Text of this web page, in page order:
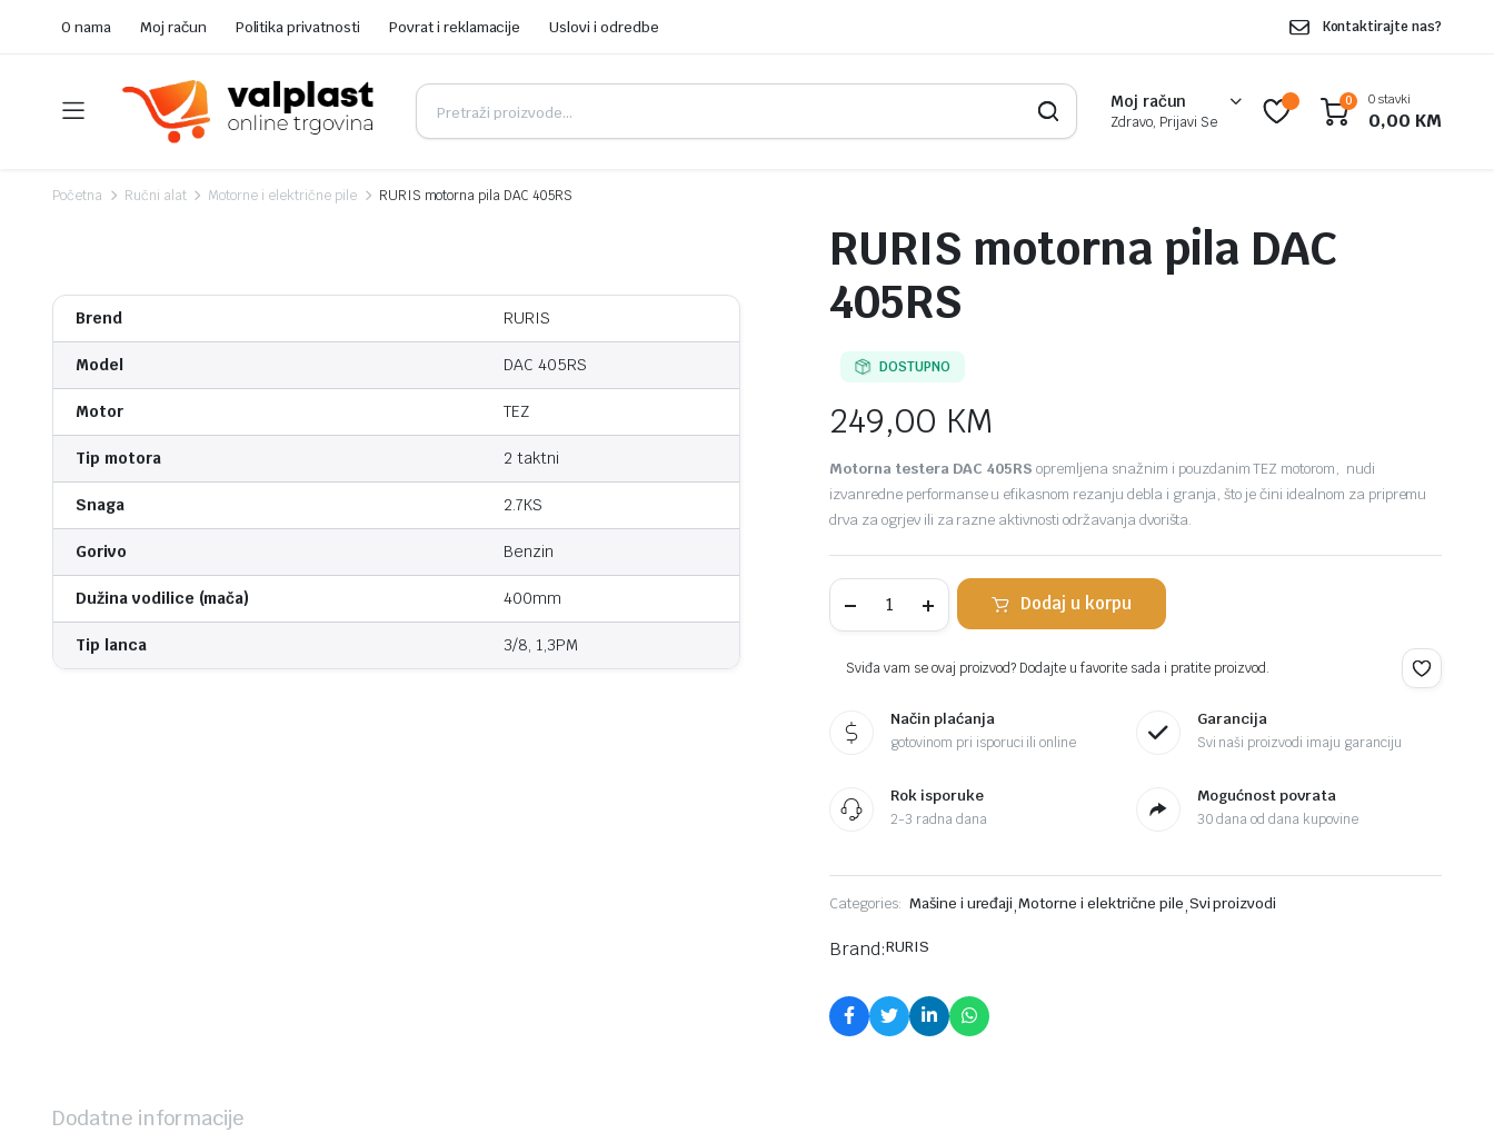
O nama Moj račun Politika privatnosti Povrat i reklamacije Uslovi i odredbe Kontaktirajte nas?
Moj račun
Zdravo, Prijavi Se
0 0 stavki
0,00 KM
Početna Ručni alat Motorne i električne pile RURIS motorna pila DAC 405RS
Brend RURIS
Model DAC 405RS
Motor TEZ
Tip motora 2 taktni
Snaga 2.7KS
Gorivo Benzin
Dužina vodilice (mača) 400mm
Tip lanca 3/8, 1,3PM
RURIS motorna pila DAC
405RS
DOSTUPNO
249,00 KM
Motorna testera DAC 405RS opremljena snažnim i pouzdanim TEZ motorom, nudi
izvanredne performanse u efikasnom rezanju debla i granja, što je čini idealnom za pripremu
drva za ogrjev ili za razne aktivnosti održavanja dvorišta.
motorna
405RS
Dodaj u korpu
Sviđa vam se ovaj proizvod? Dodajte u favorite sada i pratite proizvod.
Način plaćanja
gotovinom pri isporuci ili online
Garancija
Svi naši proizvodi imaju garanciju
Rok isporuke
2-3 radna dana
Mogućnost povrata
30 dana od dana kupovine
Categories: Mašine i uređaji,Motorne i električne pile,Svi proizvodi
Brand:RURIS
Dodatne informacije